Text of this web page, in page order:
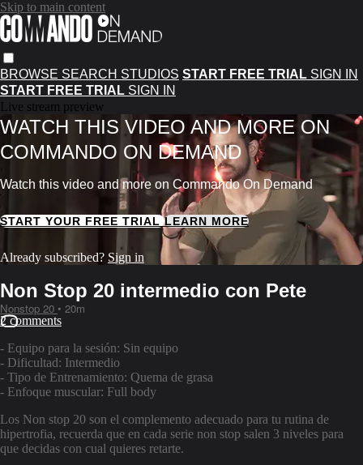
Skip to main content
BROWSE SEARCH STUDIOS START FREE TRIAL SIGN IN
START FREE TRIAL SIGN IN
Live stream preview
WATCH THIS VIDEO AND MORE ON
COMMANDO ON DEMAND
Watch this video and more on Commando On Demand
START YOUR FREE TRIALLEARN MORE
Already subscribed? Sign in
Non Stop 20 intermedio con Pete
Nonstop 20 • 20m
2 comments
- Equipo para la sesión: Sin equipo
- Dificultad: Intermedio
- Tipo de Entrenamiento: Quema de grasa
- Enfoque muscular: Full body
Los Non stop 20 son el complemento adecuado para tu rutina de
hipertrofia, recuerda que en cada serie non stop salen 3 niveles para
que decidas con cual quieres retarte.